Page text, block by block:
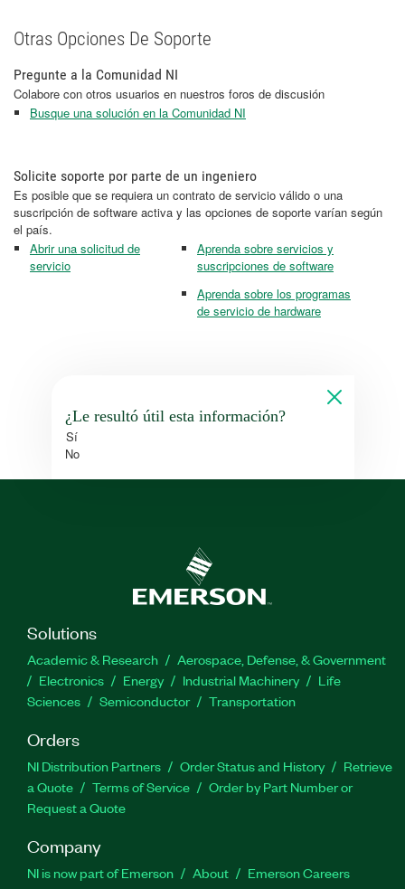
Otras Opciones De Soporte
Pregunte a la Comunidad NI
Colabore con otros usuarios en nuestros foros de discusión
Busque una solución en la Comunidad NI
Solicite soporte por parte de un ingeniero
Es posible que se requiera un contrato de servicio válido o una
suscripción de software activa y las opciones de soporte varían según
el país.
Abrir una solicitud de
servicio
Aprenda sobre servicios y
suscripciones de software
Aprenda sobre los programas
de servicio de hardware
¿Le resultó útil esta información?
Sí
No
Solutions
Academic & Research
Aerospace, Defense, & Government
Electronics
Energy Industrial Machinery
Life
Sciences
Semiconductor Transportation
Orders
NI Distribution Partners Order Status and History
Retrieve
a Quote
Terms of Service
Order by Part Number or
Request a Quote
Company
NI is now part of Emerson About
Emerson Careers